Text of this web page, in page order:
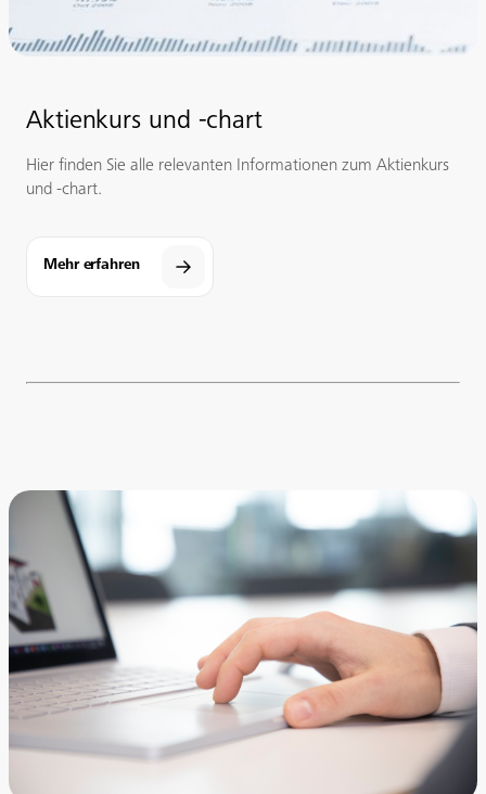
Aktienkurs und -chart
Hier finden Sie alle relevanten Informationen zum Aktienkurs
und -chart.
Mehr erfahren